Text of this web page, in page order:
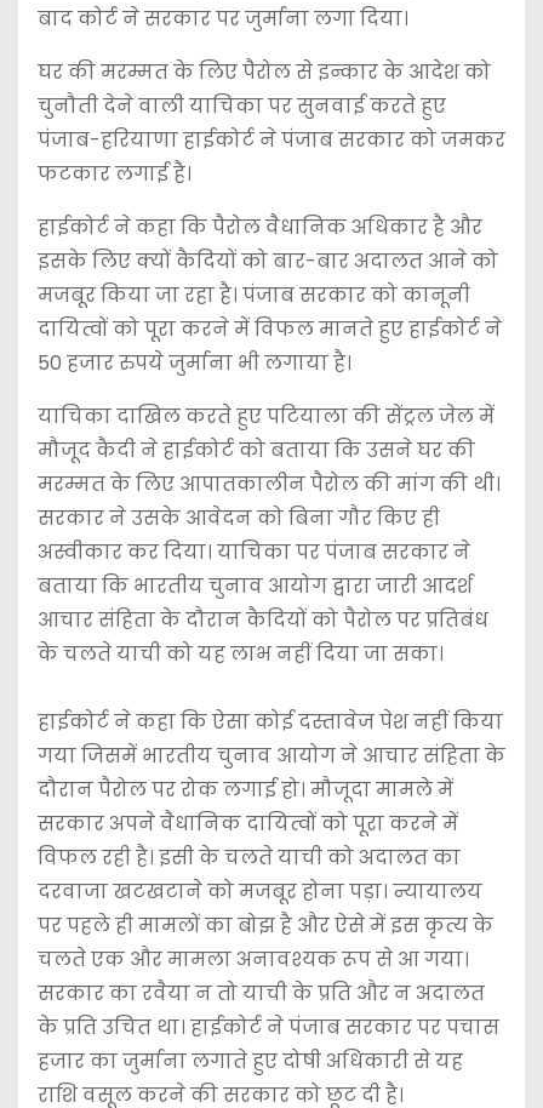
बाद कोर्ट ने सरकार पर जुर्माना लगा दिया।
घर की मरम्मत के लिए पैरोल से इन्कार के आदेश को
चुनौती देने वाली याचिका पर सुनवाई करते हुए
पंजाब-हरियाणा हाईकोर्ट ने पंजाब सरकार को जमकर
फटकार लगाई है।
हाईकोर्ट ने कहा कि पैरोल वैधानिक अधिकार है और
इसके लिए क्यों कैदियों को बार-बार अदालत आने को
मजबूर किया जा रहा है। पंजाब सरकार को कानूनी
दायित्वों को पूरा करने में विफल मानते हुए हाईकोर्ट ने
50 हजार रुपये जुर्माना भी लगाया है।
याचिका दाखिल करते हुए पटियाला की सेंट्रल जेल में
मौजूद कैदी ने हाईकोर्ट को बताया कि उसने घर की
मरम्मत के लिए आपातकालीन पैरोल की मांग की थी।
सरकार ने उसके आवेदन को बिना गौर किए ही
अस्वीकार कर दिया। याचिका पर पंजाब सरकार ने
बताया कि भारतीय चुनाव आयोग द्वारा जारी आदर्श
आचार संहिता के दौरान कैदियों को पैरोल पर प्रतिबंध
के चलते याची को यह लाभ नहीं दिया जा सका।
हाईकोर्ट ने कहा कि ऐसा कोई दस्तावेज पेश नहीं किया
गया जिसमें भारतीय चुनाव आयोग ने आचार संहिता के
दौरान पैरोल पर रोक लगाई हो। मौजूदा मामले में
सरकार अपने वैधानिक दायित्वों को पूरा करने में
विफल रही है। इसी के चलते याची को अदालत का
दरवाजा खटखटाने को मजबूर होना पड़ा। न्यायालय
पर पहले ही मामलों का बोझ है और ऐसे में इस कृत्य के
चलते एक और मामला अनावश्यक रूप से आ गया।
सरकार का रवैया न तो याची के प्रति और न अदालत
के प्रति उचित था। हाईकोर्ट ने पंजाब सरकार पर पचास
हजार का जुर्माना लगाते हुए दोषी अधिकारी से यह
राशि वसूल करने की सरकार को छूट दी है।